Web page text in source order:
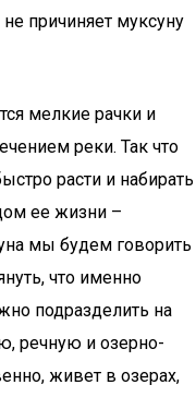
причиняет муксуну
мелкие рачки и
реки. Так что
расти и набирать
ее жизни –
мы будем говорить
что именно
подразделить на
речную и озерно-
живет в озерах,